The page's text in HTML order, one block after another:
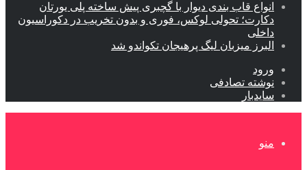
انواع قاب بندی دیوار با گچبری پیش ساخته پلی یورتان
دکارت؛ تحولی لوکس، فوری و بدون تخریب در دکوراسیون
داخلی
البرز میزبان لیگ پرهیجان تکواندو شد
ورود
نوشته تصادفی
سایدبار
منو